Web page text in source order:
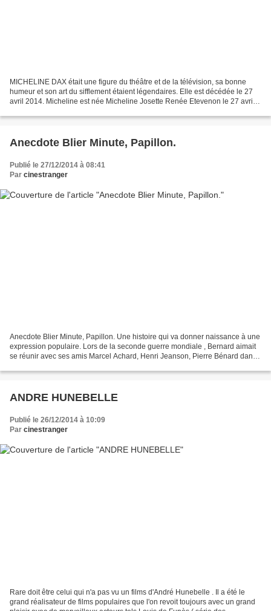
MICHELINE DAX était une figure du théâtre et de la télévision, sa bonne
humeur et son art du sifflement étaient légendaires. Elle est décédée le 27
avril 2014. Micheline est née Micheline Josette Renée Etevenon le 27 avril
Anecdote Blier Minute, Papillon.
Publié le 27/12/2014 à 08:41
Par cinestranger
Anecdote Blier Minute, Papillon. Une histoire qui va donner naissance à une
expression populaire. Lors de la seconde guerre mondiale , Bernard aimait
se réunir avec ses amis Marcel Achard, Henri Jeanson, Pierre Bénard dans
ANDRE HUNEBELLE
Publié le 26/12/2014 à 10:09
Par cinestranger
Rare doit être celui qui n'a pas vu un films d'André Hunebelle . Il a été le
grand réalisateur de films populaires que l'on revoit toujours avec un grand